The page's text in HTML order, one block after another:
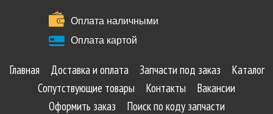
Оплата наличными
Оплата картой
Главная Доставка и оплата Запчасти под заказ
Каталог
Сопутствующие товары
Контакты
Вакансии
Оформить заказ
Поиск по коду запчасти